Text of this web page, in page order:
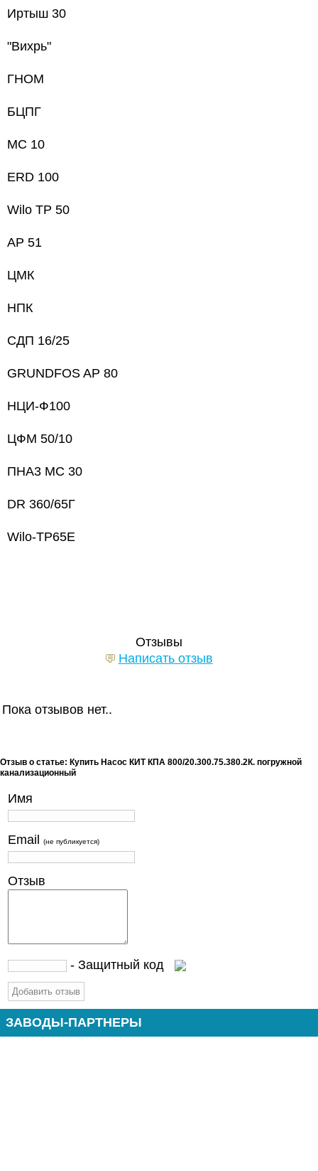
Иртыш 30
"Вихрь"
ГНОМ
БЦПГ
МС 10
ERD 100
Wilo TP 50
AP 51
ЦМК
НПК
СДП 16/25
GRUNDFOS AP 80
НЦИ-Ф100
ЦФМ 50/10
ПНА3 МС 30
DR 360/65Г
Wilo-TP65E
Отзывы
Написать отзыв
Пока отзывов нет..
Отзыв о статье: Купить Насос КИТ КПА 800/20.300.75.380.2К. погружной
канализационный
Имя
Email (не публикуется)
Отзыв
- Защитный код
ЗАВОДЫ-ПАРТНЕРЫ